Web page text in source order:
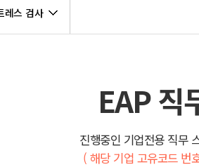
ㆍ유아교육기관 검사
레스 검사
EAP 직
진행중인 기업전용 직무
( 해당 기업 고유코드 번